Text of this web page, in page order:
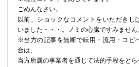
ごめんなさい。
以前、ショックなコメントをいただきし
いました・・・。ノミの心臓ですみません
※当方の記事を無断で転用・流用・コピ
合は、
当方所属の事業者を通じて法的手段をとら